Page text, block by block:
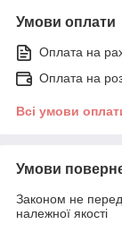
Умови оплати
Оплата на
Оплата на
Всі умови
Умови
Законом не
належної якості